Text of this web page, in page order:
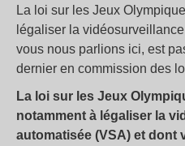
La loi sur les Jeux
légaliser la
vous nous parlions ici, est
dernier en commission des
La loi sur les Jeux
notamment à légaliser la
automatisée (VSA) et dont